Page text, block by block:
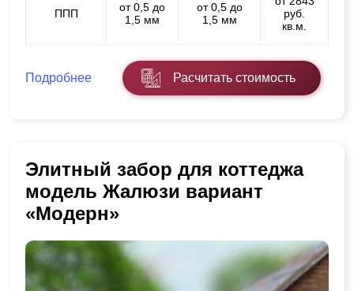
ППП
от 0,5 до
1,5 мм
от 0,5 до
1,5 мм
руб.
кв.м.
Подробнее Расчитать стоимость
Элитный забор для коттеджа
модель Жалюзи вариант
«Модерн»